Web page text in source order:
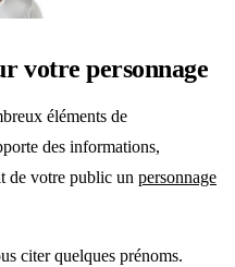
votre personnage
éléments de
des informations,
de votre public un personnage
citer quelques prénoms.